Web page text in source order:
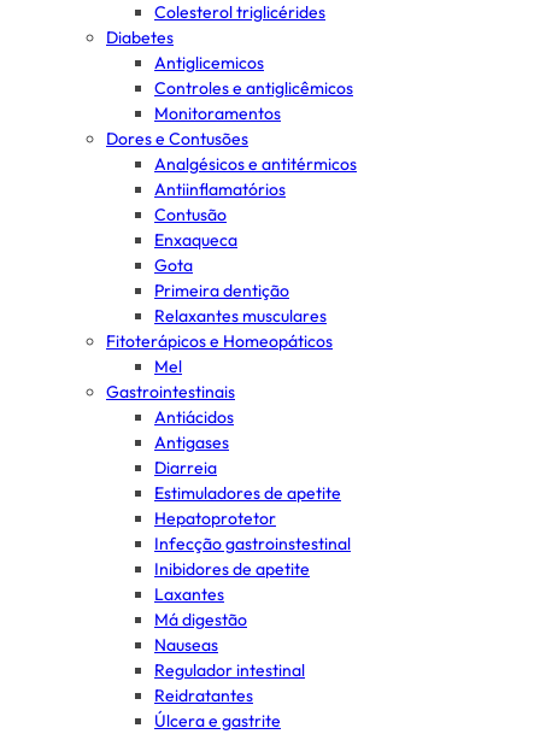
Colesterol triglicérides
Diabetes
Antiglicemicos
Controles e antiglicêmicos
Monitoramentos
Dores e Contusões
Analgésicos e antitérmicos
Antiinflamatórios
Contusão
Enxaqueca
Gota
Primeira dentição
Relaxantes musculares
Fitoterápicos e Homeopáticos
Mel
Gastrointestinais
Antiácidos
Antigases
Diarreia
Estimuladores de apetite
Hepatoprotetor
Infecção gastroinstestinal
Inibidores de apetite
Laxantes
Má digestão
Nauseas
Regulador intestinal
Reidratantes
Úlcera e gastrite